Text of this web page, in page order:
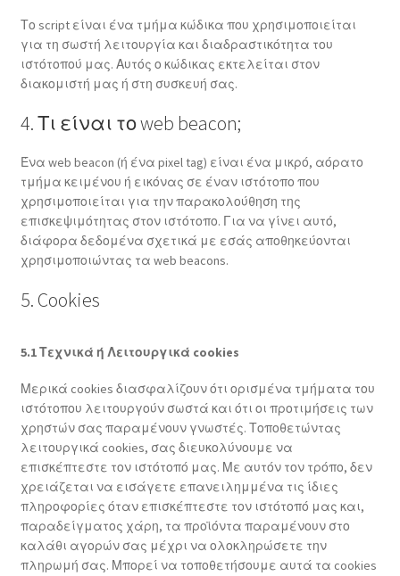
Το script είναι ένα τμήμα κώδικα που χρησιμοποιείται
για τη σωστή λειτουργία και διαδραστικότητα του
ιστότοπού μας. Αυτός ο κώδικας εκτελείται στον
διακομιστή μας ή στη συσκευή σας.
4. Τι είναι το web beacon;
Ένα web beacon (ή ένα pixel tag) είναι ένα μικρό, αόρατο
τμήμα κειμένου ή εικόνας σε έναν ιστότοπο που
χρησιμοποιείται για την παρακολούθηση της
επισκεψιμότητας στον ιστότοπο. Για να γίνει αυτό,
διάφορα δεδομένα σχετικά με εσάς αποθηκεύονται
χρησιμοποιώντας τα web beacons.
5. Cookies
5.1 Τεχνικά ή Λειτουργικά cookies
Μερικά cookies διασφαλίζουν ότι ορισμένα τμήματα του
ιστότοπου λειτουργούν σωστά και ότι οι προτιμήσεις των
χρηστών σας παραμένουν γνωστές. Τοποθετώντας
λειτουργικά cookies, σας διευκολύνουμε να
επισκέπτεστε τον ιστότοπό μας. Με αυτόν τον τρόπο, δεν
χρειάζεται να εισάγετε επανειλημμένα τις ίδιες
πληροφορίες όταν επισκέπτεστε τον ιστότοπό μας και,
παραδείγματος χάρη, τα προϊόντα παραμένουν στο
καλάθι αγορών σας μέχρι να ολοκληρώσετε την
πληρωμή σας. Μπορεί να τοποθετήσουμε αυτά τα cookies